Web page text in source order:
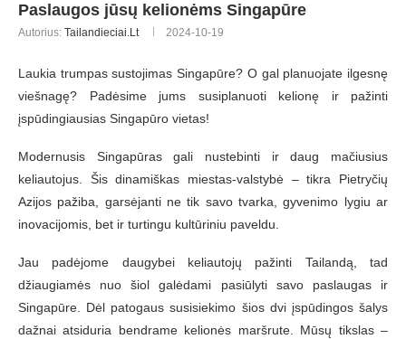
Paslaugos jūsų kelionėms Singapūre
Autorius: Tailandieciai.lt 2024-10-19
Laukia trumpas sustojimas Singapūre? O gal planuojate ilgesnę
viešnagę? Padėsime jums susiplanuoti kelionę ir pažinti
įspūdingiausias Singapūro vietas!
Modernusis Singapūras gali nustebinti ir daug mačiusius
keliautojus. Šis dinamiškas miestas-valstybė – tikra Pietryčių
Azijos pažiba, garsėjanti ne tik savo tvarka, gyvenimo lygiu ar
inovacijomis, bet ir turtingu kultūriniu paveldu.
Jau padėjome daugybei keliautojų pažinti Tailandą, tad
džiaugiamės nuo šiol galėdami pasiūlyti savo paslaugas ir
Singapūre. Dėl patogaus susisiekimo šios dvi įspūdingos šalys
dažnai atsiduria bendrame kelionės maršrute. Mūsų tikslas –